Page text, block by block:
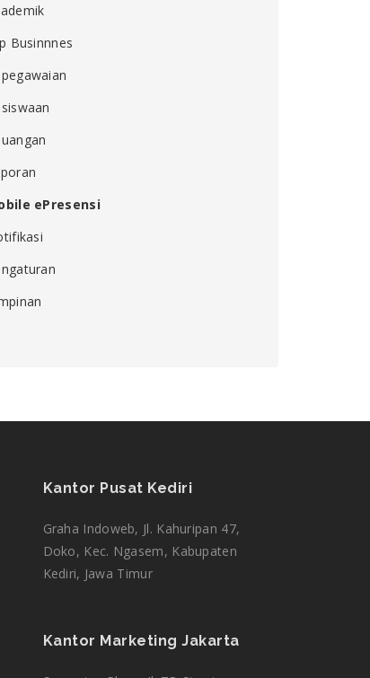
Businnnes
ePresensi
Kantor Pusat Kediri
Graha Indoweb, Jl. Kahuripan 47,
Doko, Kec. Ngasem, Kabupaten
Kediri, Jawa Timur
Kantor Marketing Jakarta
Tim CS kami ada di sini untuk menjawab
pertanyaan Anda. Tanya kami apa saja!
Amalia